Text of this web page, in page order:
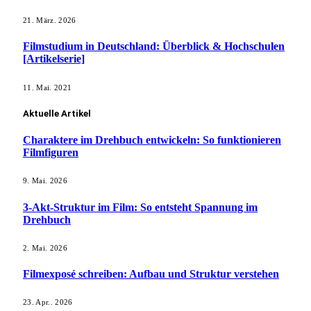
21. März. 2026
Filmstudium in Deutschland: Überblick & Hochschulen
[Artikelserie]
11. Mai. 2021
Aktuelle Artikel
Charaktere im Drehbuch entwickeln: So funktionieren
Filmfiguren
9. Mai. 2026
3-Akt-Struktur im Film: So entsteht Spannung im
Drehbuch
2. Mai. 2026
Filmexposé schreiben: Aufbau und Struktur verstehen
23. Apr.. 2026